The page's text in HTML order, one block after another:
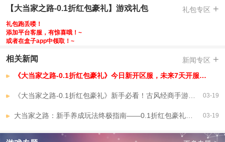
-首充福利，UR赤狐，即可领取，超高资质，助您一路乘风破浪
-每日特惠，每日超值特惠，7折抢购1000代金券，低门槛，高回报，收益
满满
-零元礼包，0元礼包，内含稀有灵宠和海量资源，不花一分钱，照样玩转
-玩法狂欢，30+玩法轮番狂欢，天天有惊喜，周周有活动，让你玩到过瘾
【大当家之路-0.1折红包豪礼】VIP介绍
【大当家之路-0.1折红包豪礼】游戏礼包 礼包专区 +
礼包跑丢喽！
添加平台客服，有惊喜哦！~
或者在盒子app中领取！~
相关新闻 新闻专区 +
《大当家之路-0.1折红包豪礼》今日新开区服，未来7天开服安排，已开区服
03-19
03-19